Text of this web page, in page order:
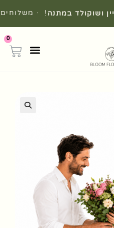
יין ושוקולד במתנה ! · משלוחים
0